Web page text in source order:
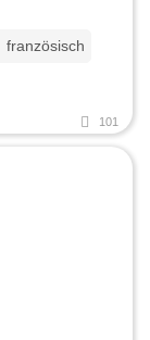
französisch
101